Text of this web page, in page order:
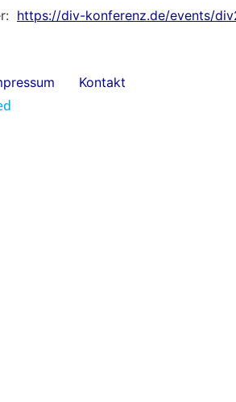
https://div-konferenz.de/events/
Kontakt